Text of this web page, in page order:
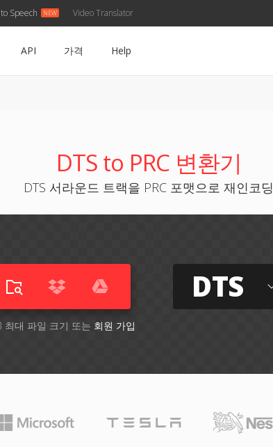
Speech Video Translator
API 가격 Help
DTS to PRC 변환기
DTS 서라운드 트랙을 PRC 포맷으로 재인코딩
최대 파일 크기 또는 회원 가입
DTS